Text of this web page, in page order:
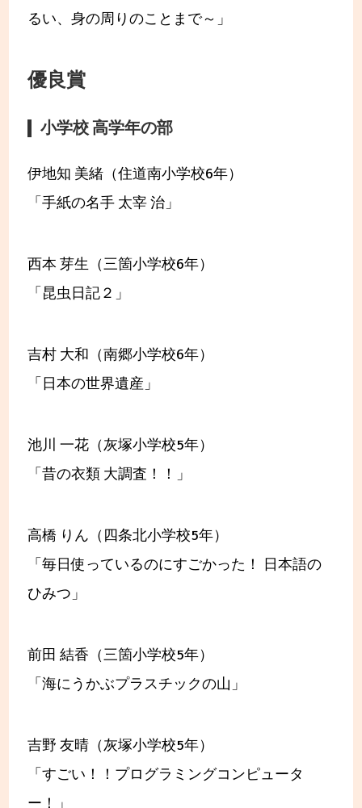
るい、身の周りのことまで～」
優良賞
小学校 高学年の部
伊地知 美緒（住道南小学校6年）
「手紙の名手 太宰 治」
西本 芽生（三箇小学校6年）
「昆虫日記２」
吉村 大和（南郷小学校6年）
「日本の世界遺産」
池川 一花（灰塚小学校5年）
「昔の衣類 大調査！！」
高橋 りん（四条北小学校5年）
「毎日使っているのにすごかった！ 日本語の
ひみつ」
前田 結香（三箇小学校5年）
「海にうかぶプラスチックの山」
吉野 友晴（灰塚小学校5年）
「すごい！！プログラミングコンピュータ
ー！」